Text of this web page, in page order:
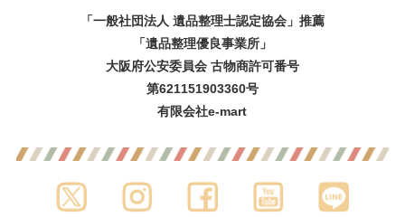
「一般社団法人 遺品整理士認定協会」推薦
「遺品整理優良事業所」
大阪府公安委員会 古物商許可番号
第621151903360号
有限会社e-mart